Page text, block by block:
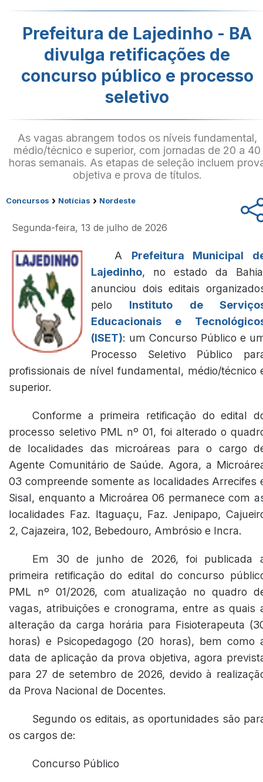
Prefeitura de Lajedinho - BA
divulga retificações de
concurso público e processo
seletivo
As vagas abrangem todos os níveis fundamental,
médio/técnico e superior, com jornadas de 20 a 40
horas semanais. As etapas de seleção incluem
objetiva e prova de títulos.
Concursos › Notícias › Nordeste
Segunda-feira, 13 de julho de 2026
A Prefeitura Municipal
Lajedinho, no estado da
anunciou dois editais
pelo Instituto de
Educacionais e
(ISET): um Concurso Público e
Processo Seletivo Público
profissionais de nível fundamental, médio/técnico
superior.
Conforme a primeira retificação do edital
processo seletivo PML nº 01, foi alterado o
de localidades das microáreas para o cargo
Agente Comunitário de Saúde. Agora, a
03 compreende somente as localidades Arrecifes
Sisal, enquanto a Microárea 06 permanece com
localidades Faz. Itaguaçu, Faz. Jenipapo,
2, Cajazeira, 102, Bebedouro, Ambrósio e Incra.
Em 30 de junho de 2026, foi publicada
primeira retificação do edital do concurso
PML nº 01/2026, com atualização no quadro
vagas, atribuições e cronograma, entre as quais
alteração da carga horária para Fisioterapeuta
horas) e Psicopedagogo (20 horas), bem como
data de aplicação da prova objetiva, agora
para 27 de setembro de 2026, devido à
da Prova Nacional de Docentes.
Segundo os editais, as oportunidades são
os cargos de:
Concurso Público